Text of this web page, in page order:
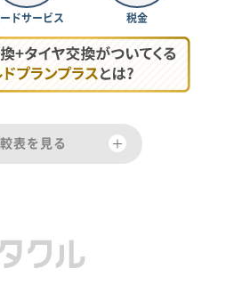
ードサービス 税金
較表を見る